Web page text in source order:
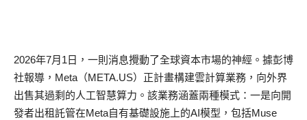
2026年7月 1 日，一則消息攪動了全球資本市場的神經。據彭博
社報導， Meta （META.US） 正計畫構建雲計算業務，向外界
出售其過剩的人工智慧算力 。該業務涵蓋兩種模式：一是向開
發者出租託管在Meta自有基礎設施上的AI模型，包括Muse